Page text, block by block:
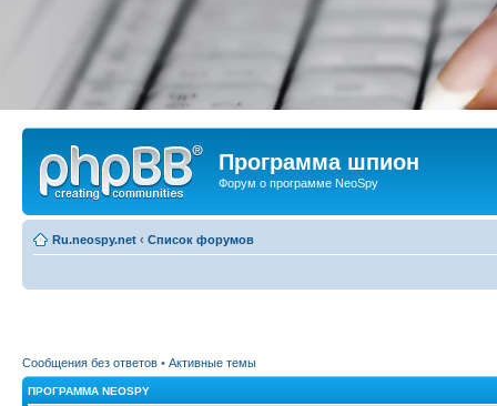
Программа шпион
Форум о программе NeoSpy
Ru.neospy.net ‹ Список форумов
Сообщения без ответов • Активные темы
ПРОГРАММА NEOSPY